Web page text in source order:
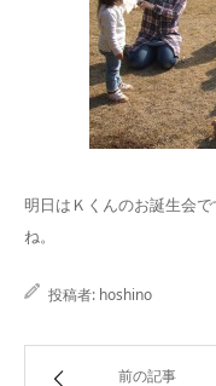
明日はＫくんのお誕生会
ね。
投稿者: hoshino
前の記事